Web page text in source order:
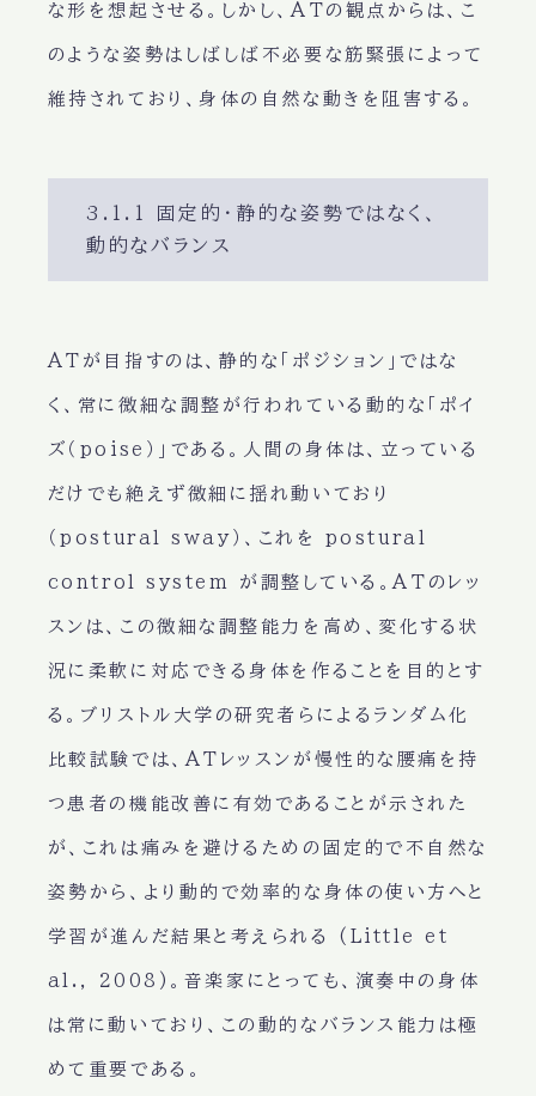
な形を想起させる。しかし、ATの観点からは、こ
のような姿勢はしばしば不必要な筋緊張によって
維持されており、身体の自然な動きを阻害する。
3.1.1 固定的・静的な姿勢ではなく、
動的なバランス
ATが目指すのは、静的な「ポジション」ではな
く、常に微細な調整が行われている動的な「ポイ
ズ（poise）」である。人間の身体は、立っている
だけでも絶えず微細に揺れ動いており
（postural sway）、これを postural
control system が調整している。ATのレッ
スンは、この微細な調整能力を高め、変化する状
況に柔軟に対応できる身体を作ることを目的とす
る。ブリストル大学の研究者らによるランダム化
比較試験では、ATレッスンが慢性的な腰痛を持
つ患者の機能改善に有効であることが示された
が、これは痛みを避けるための固定的で不自然な
姿勢から、より動的で効率的な身体の使い方へと
学習が進んだ結果と考えられる (Little et
al., 2008)。音楽家にとっても、演奏中の身体
は常に動いており、この動的なバランス能力は極
めて重要である。